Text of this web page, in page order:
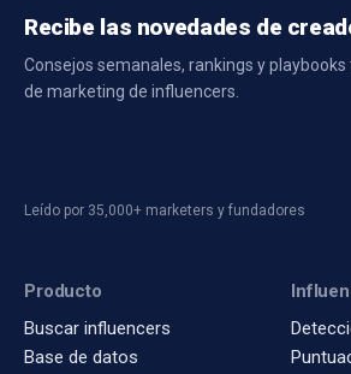
Recibe las novedades de
Consejos semanales, rankings y
de marketing de influencers.
Leído por 35,000+ marketers y fundadores
Producto
Buscar influencers
Base de datos